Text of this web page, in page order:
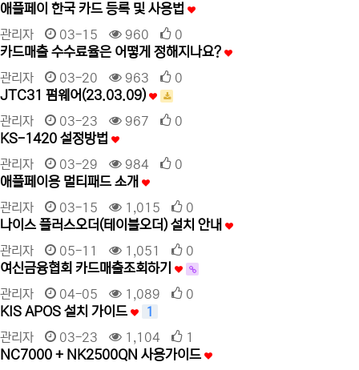
애플페이 한국 카드 등록 및 사용법
관리자 03-15 960 0
카드매출 수수료율은 어떻게 정해지나요?
관리자 03-20 963 0
JTC31 펌웨어(23.03.09)
관리자 03-23 967 0
KS-1420 설정방법
관리자 03-29 984 0
애플페이용 멀티패드 소개
관리자 03-15 1,015 0
나이스 플러스오더(테이블오더) 설치 안내
관리자 05-11 1,051 0
여신금융협회 카드매출조회하기
관리자 04-05 1,089 0
KIS APOS 설치 가이드
1
관리자
03-23 1,104 1
NC7000 + NK2500QN 사용가이드